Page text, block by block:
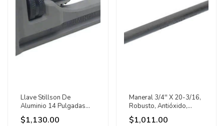
Llave Stillson De
Aluminio 14 Pulgadas
Uso Industrial Urrea
$1,130.00
Maneral 3/4'' X 20-3/16,
Robusto, Antióxido,
Moleteado Urrea
$1,011.00